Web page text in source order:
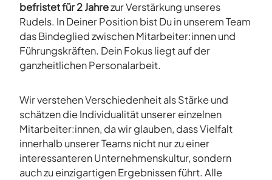
befristet für 2 Jahrezur Verstärkung unseres
Rudels. In Deiner Position bist Du in unserem Team
das Bindeglied zwischen Mitarbeiter:innen und
Führungskräften. Dein Fokus liegt auf der
ganzheitlichen Personalarbeit.
Wir verstehen Verschiedenheit als Stärke und
schätzen die Individualität unserer einzelnen
Mitarbeiter:innen, da wir glauben, dass Vielfalt
innerhalb unserer Teams nicht nur zu einer
interessanteren Unternehmenskultur, sondern
auch zu einzigartigen Ergebnissen führt. Alle